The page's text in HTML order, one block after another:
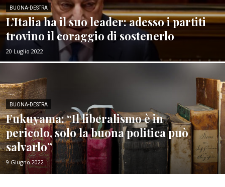
BUONA-DESTRA
L’Italia ha il suo leader: adesso i partiti
trovino il coraggio di sostenerlo
20 Luglio 2022
BUONA-DESTRA
Fukuyama: “Il liberalismo è in
pericolo, solo la buona politica può
salvarlo”
9 Giugno 2022